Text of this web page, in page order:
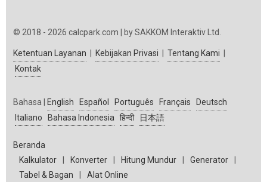
© 2018 - 2026 calcpark.com | by SAKKOM Interaktiv Ltd.
Ketentuan Layanan | Kebijakan Privasi | Tentang Kami |
Kontak
Bahasa | English Español Português Français
Deutsch
Italiano
Bahasa Indonesia हिन्दी 日本語
Beranda
Kalkulator
| Konverter | Hitung Mundur | Generator
|
Tabel & Bagan
| Alat Online